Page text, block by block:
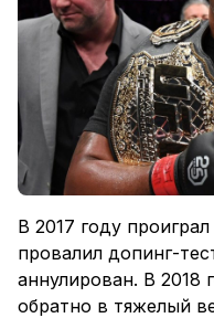
В 2017 году
провалил допинг-
аннулирован. В 2018
обратно в тяжелый